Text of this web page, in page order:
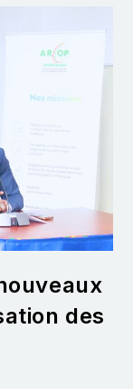
des